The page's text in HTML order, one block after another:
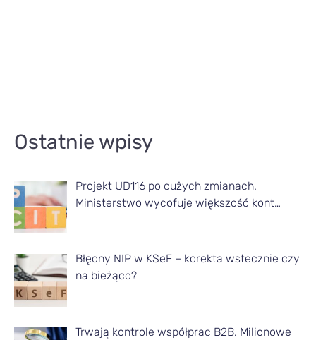
Ostatnie wpisy
Projekt UD116 po dużych zmianach.
Ministerstwo wycofuje większość kont…
Błędny NIP w KSeF – korekta wstecznie czy
na bieżąco?
Trwają kontrole współprac B2B. Milionowe
r
y
k
u
ł
y
z
d